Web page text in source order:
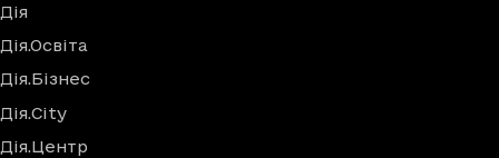
Дія
Дія.Освіта
Дія.Бізнес
Дія.City
Дія.Центр